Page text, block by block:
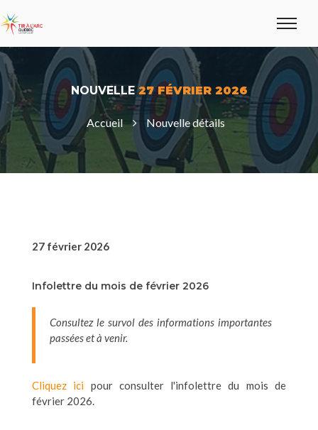
NOUVELLE27 FÉVRIER 2026
Accueil Nouvelle détails
27 février 2026
Infolettre du mois de février 2026
Consultez le survol des informations importantes
passées et à venir.
Cliquez ici pour consulter l'infolettre du mois de
février 2026.